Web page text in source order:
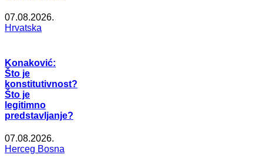
07.08.2026.
Hrvatska
Konaković:
Što je
konstitutivnost?
Što je
legitimno
predstavljanje?
07.08.2026.
Herceg Bosna